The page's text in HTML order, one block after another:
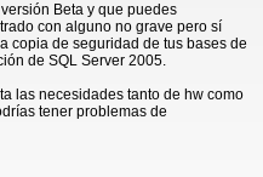
Beta y que puedes
con alguno no grave pero sí
copia de seguridad de tus bases de
de SQL Server 2005.
las necesidades tanto de hw como
tener problemas de